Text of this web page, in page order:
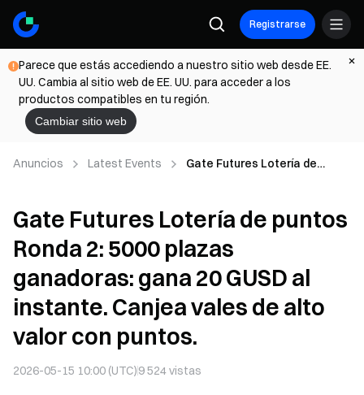
Registrarse
Parece que estás accediendo a nuestro sitio web desde EE.
UU. Cambia al sitio web de EE. UU. para acceder a los
productos compatibles en tu región.
Cambiar sitio web
Anuncios Latest Events
Gate Futures Lotería de
instante. Canjea vales de alto
valor con puntos.
Gate Futures Lotería de puntos
Ronda 2: 5000 plazas
ganadoras: gana 20 GUSD al
instante. Canjea vales de alto
valor con puntos.
2026-05-15 10:00 (UTC)9 524vistas